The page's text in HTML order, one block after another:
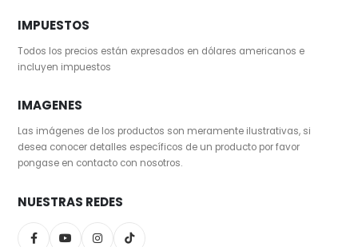
IMPUESTOS
Todos los precios están expresados en dólares americanos e
incluyen impuestos
IMAGENES
Las imágenes de los productos son meramente ilustrativas, si
desea conocer detalles específicos de un producto por favor
pongase en contacto con nosotros.
NUESTRAS REDES